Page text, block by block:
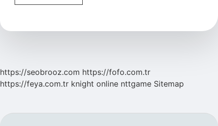
Savaş
Yapılır
https://seobrooz.com https://fofo.com.tr
https://feya.com.tr knight online nttgame Sitemap